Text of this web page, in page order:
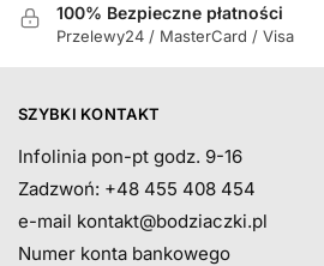
100% Bezpieczne płatności
Przelewy24 / MasterCard / Visa
SZYBKI KONTAKT
Infolinia pon-pt godz. 9-16
Zadzwoń: +48 455 408 454
e-mail kontakt@bodziaczki.pl
Numer konta bankowego